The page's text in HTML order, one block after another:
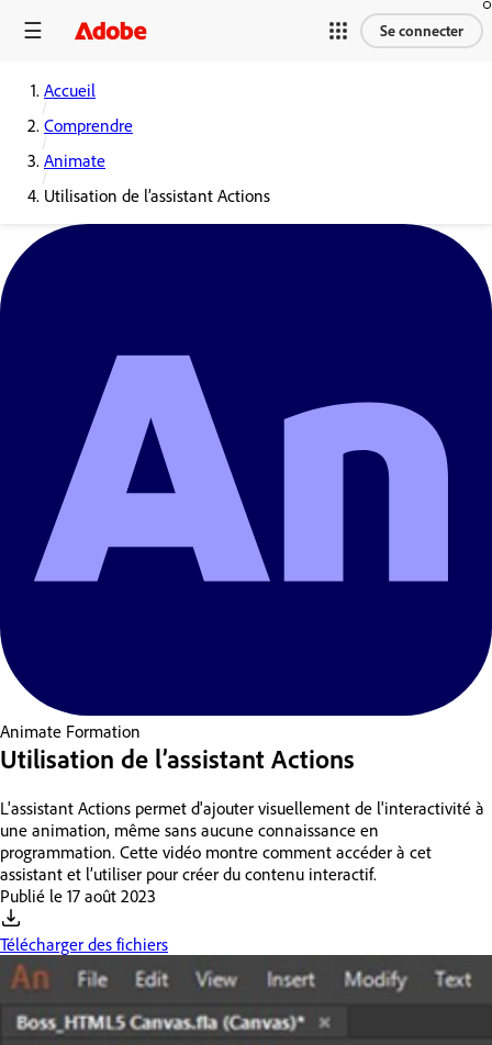
Se connecter
Accueil
Comprendre
Animate
Utilisation de l’assistant Actions
Animate Formation
Utilisation de l’assistant Actions
L'assistant Actions permet d'ajouter visuellement de l'interactivité à
une animation, même sans aucune connaissance en
programmation. Cette vidéo montre comment accéder à cet
assistant et l’utiliser pour créer du contenu interactif.
Publié le 17 août 2023
Télécharger des fichiers